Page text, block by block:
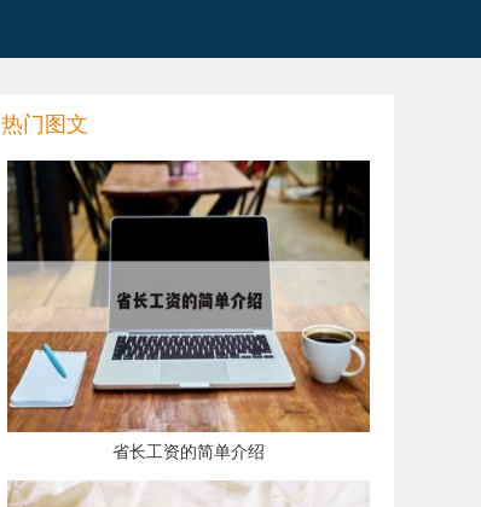
热门图文
​省长工资的简单介绍